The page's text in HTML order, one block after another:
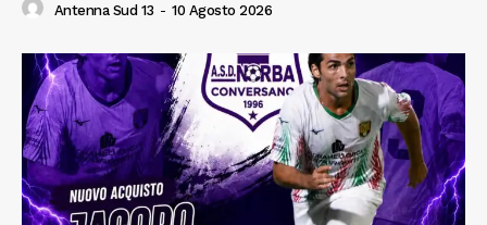
Antenna Sud 13 - 10 Agosto 2026